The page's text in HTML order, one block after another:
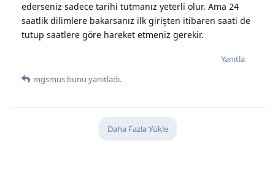
ederseniz sadece tarihi tutmanız yeterli olur. Ama 24
saatlik dilimlere bakarsanız ilk girişten itibaren saati de
tutup saatlere göre hareket etmeniz gerekir.
Yanıtla
mgsmus bunu yanıtladı.
Daha Fazla Yükle